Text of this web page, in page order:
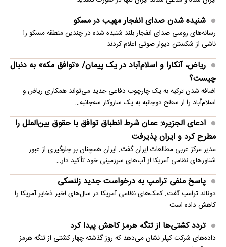
شنیده شدن صدای انفجار مهیب در مسکو
رسانه‌های روسی صدای انفجار بلند شنیده شده در چندین منطقه مسکو را
ناشی از شکستن دیوار صوتی اعلام کردند.
ریاض، آنکارا و اسلام‌آباد در یک پیمان/ «توافق مکه» به دنبال
چیست؟
اضافه شدن ترکیه به یک چارچوب دفاعی جدید می‌تواند همکاری ریاض و
اسلام‌آباد را از سطح دوجانبه به یک سازوکار سه‌جانبه…
ادعای الجزیره: عمان شرط انطباق توافق با حقوق بین‌الملل را
مطرح کرد و ایران پذیرفت
مدیر مرکز عربی مطالعات ایران گفت: ایران همچنان بر جلوگیری از عبور
شناورهای نظامی آمریکا از آب‌های سرزمینی خود تأکید دار…
پاسخ منفی ترامپ به درخواست جدید زلنسکی
دونالد ترامپ گفت: کمک‌های نظامی آمریکا در سال‌های اخیر ذخایر آمریکا را
کاهش داده است.
تردد کشتی‌ها از تنگه هرمز کاهش پیدا کرد
داده‌های شرکت کپلر نشان می‌دهد که روز گذشته چهار کشتی از تنگه هرمز